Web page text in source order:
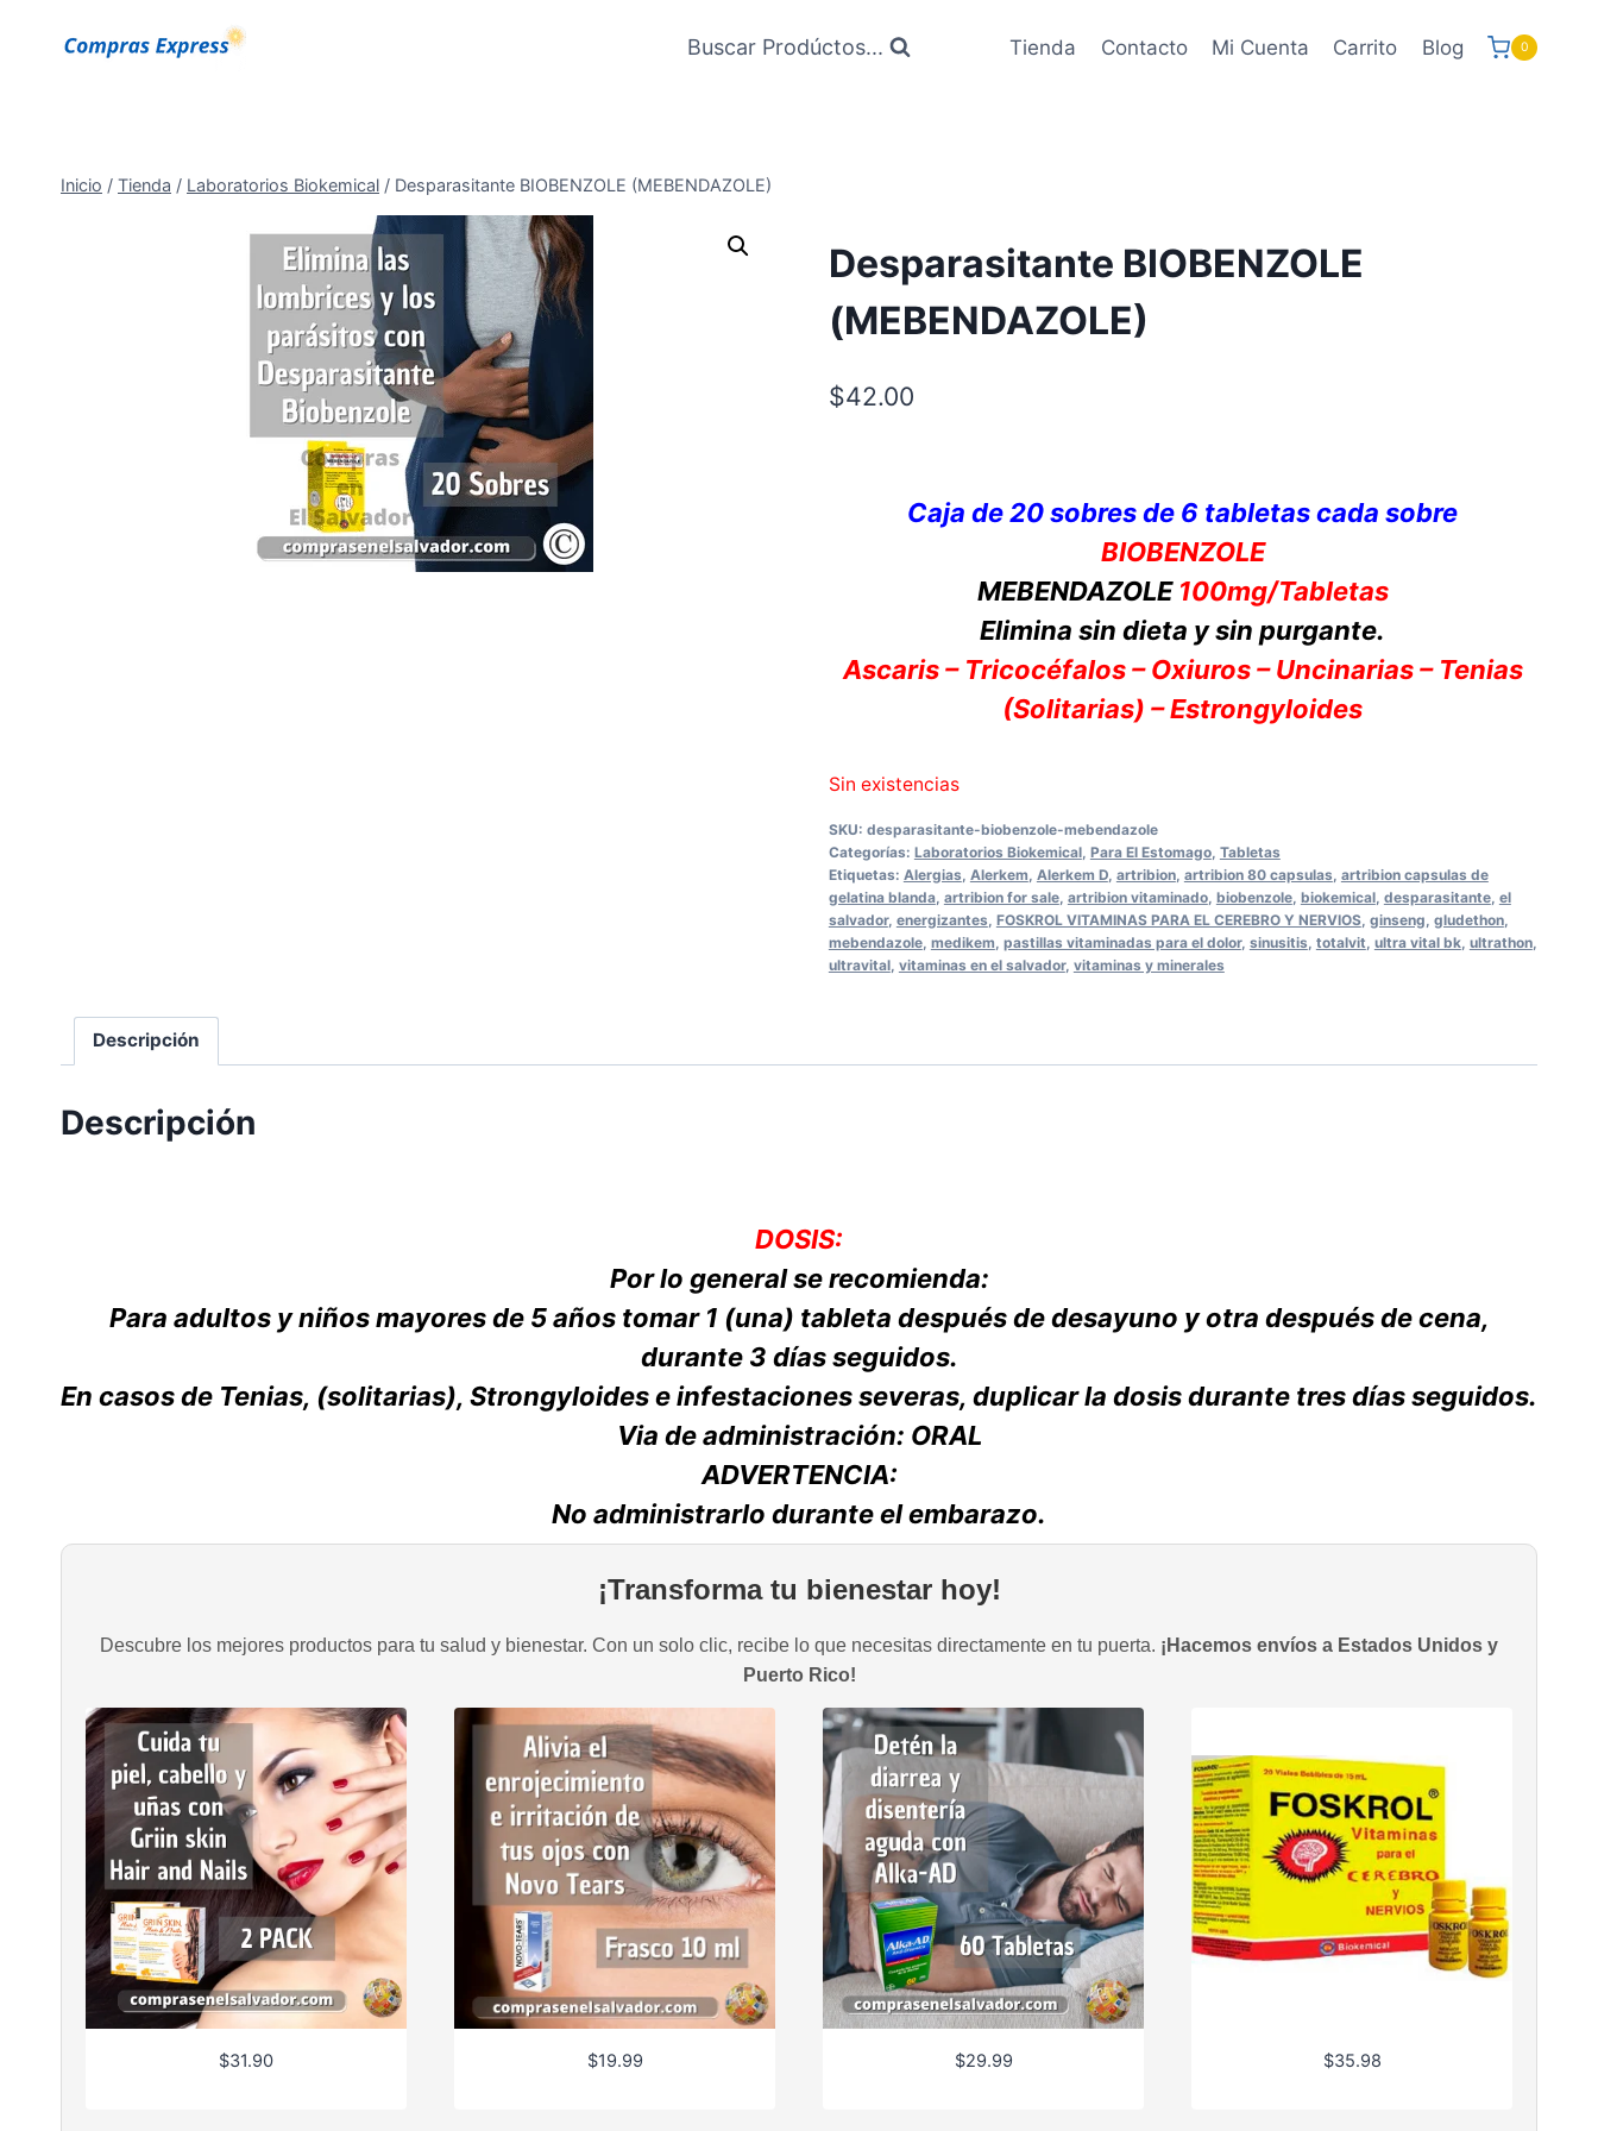
Buscar Prodúctos... Tienda Contacto Mi Cuenta Carrito Blog 0
Inicio / Tienda / Laboratorios Biokemical / Desparasitante BIOBENZOLE (MEBENDAZOLE)
Desparasitante BIOBENZOLE
(MEBENDAZOLE)
$42.00
Caja de 20 sobres de 6 tabletas cada sobre
BIOBENZOLE
MEBENDAZOLE 100mg/Tabletas
Elimina sin dieta y sin purgante.
Ascaris – Tricocéfalos – Oxiuros – Uncinarias – Tenias
(Solitarias) – Estrongyloides
Sin existencias
SKU: desparasitante-biobenzole-mebendazole
Categorías: Laboratorios Biokemical, Para El Estomago, Tabletas
Etiquetas: Alergias Alerkem Alerkem D, artribion, artribion 80 capsulas artribion capsulas de
gelatina blanda, artribion for sale, artribion vitaminado, biobenzole, biokemical, desparasitante, el
salvador, energizantes FOSKROL VITAMINAS PARA EL CEREBRO Y NERVIOS, ginseng gludethon,
mebendazole, medikem pastillas vitaminadas para el dolor, sinusitis totalvit ultra vital bk, ultrathon,
ultravital, vitaminas en el salvador, vitaminas y minerales
Descripción
Descripción
DOSIS:
Por lo general se recomienda:
Para adultos y niños mayores de 5 años tomar 1 (una) tableta después de desayuno y otra después de cena,
durante 3 días seguidos.
En casos de Tenias, (solitarias), Strongyloides e infestaciones severas, duplicar la dosis durante tres días seguidos.
Via de administración: ORAL
ADVERTENCIA:
No administrarlo durante el embarazo.
¡Transforma tu bienestar hoy!
Descubre los mejores productos para tu salud y bienestar. Con un solo clic, recibe lo que necesitas directamente en tu puerta. ¡Hacemos envíos a Estados Unidos y
Puerto Rico!
$31.90 $19.99 $29.99 $35.98